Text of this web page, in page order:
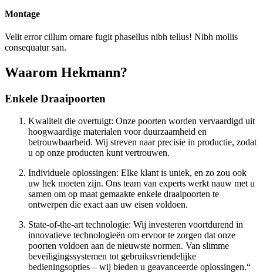
Montage
Velit error cillum ornare fugit phasellus nibh tellus! Nibh mollis
consequatur san.
Waarom Hekmann?
Enkele Draaipoorten
Kwaliteit die overtuigt: Onze poorten worden vervaardigd uit
hoogwaardige materialen voor duurzaamheid en
betrouwbaarheid. Wij streven naar precisie in productie, zodat
u op onze producten kunt vertrouwen.
Individuele oplossingen: Elke klant is uniek, en zo zou ook
uw hek moeten zijn. Ons team van experts werkt nauw met u
samen om op maat gemaakte enkele draaipoorten te
ontwerpen die exact aan uw eisen voldoen.
State-of-the-art technologie: Wij investeren voortdurend in
innovatieve technologieën om ervoor te zorgen dat onze
poorten voldoen aan de nieuwste normen. Van slimme
beveiligingssystemen tot gebruiksvriendelijke
bedieningsopties – wij bieden u geavanceerde oplossingen.“